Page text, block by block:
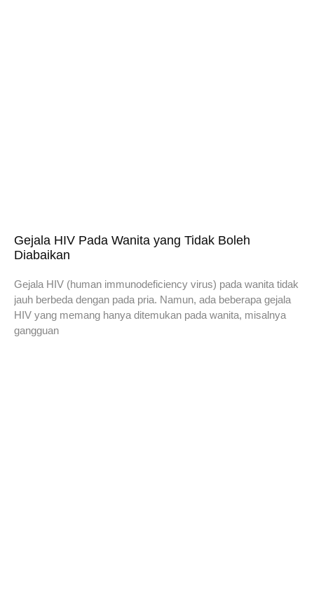
Gejala HIV Pada Wanita yang Tidak Boleh
Diabaikan
Gejala HIV (human immunodeficiency virus) pada wanita tidak
jauh berbeda dengan pada pria. Namun, ada beberapa gejala
HIV yang memang hanya ditemukan pada wanita, misalnya
gangguan